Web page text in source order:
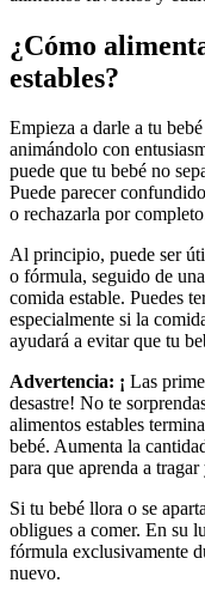
¿Cómo
estables?
Empieza a darle a tu
animándolo con
puede que tu bebé no
Puede parecer
o rechazarla por
Al principio, puede ser
o fórmula, seguido de
comida estable. Puedes
especialmente si la
ayudará a evitar que tu
Advertencia: ¡ Las
desastre! No te
alimentos estables
bebé. Aumenta la
para que aprenda a
Si tu bebé llora o se
obligues a comer. En su
fórmula exclusivamente
nuevo.